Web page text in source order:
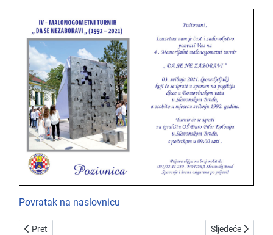
Povratak na naslovnicu
Prethodni članak: Da se ne zaboravi mjesec svibanj 1992. godine,
Pret Sljedeći članak:
Sljedeće